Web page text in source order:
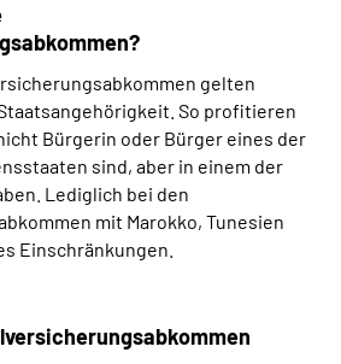
gelten
So profitieren
Bürgerin oder Bürger eines der
sind, aber in einem der
Lediglich bei den
mit Marokko, Tunesien
Einschränkungen.